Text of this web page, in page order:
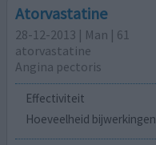
Atorvastatine
28-12-2013 | Man | 61
atorvastatine
Angina pectoris
Effectiviteit
Hoeveelheid bijwerkingen